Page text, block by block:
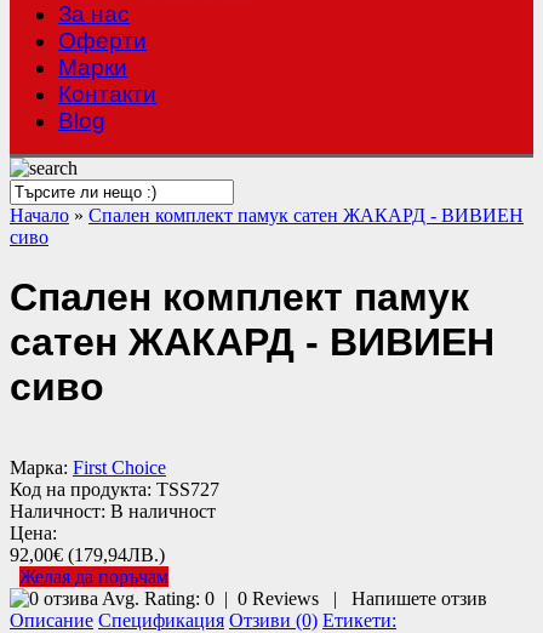
За нас
Оферти
Mарки
Контакти
Blog
Начало » Спален комплект памук сатен ЖАКАРД - ВИВИЕН
сиво
Спален комплект памук
сатен ЖАКАРД - ВИВИЕН
сиво
Марка: First Choice
Код на продукта: TSS727
Наличност: В наличност
Цена:
92,00€ (179,94ЛВ.)
Желая да поръчам
Avg. Rating: 0 | 0 Reviews | Напишете отзив
Описание Спецификация Отзиви (0) Етикети: